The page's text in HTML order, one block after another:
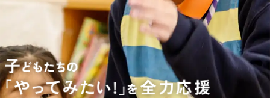
年
特別養護老人ホーム
短期入所生活介護
グレイスフル砧公園
東京都世田谷区大蔵 3丁目4番12号